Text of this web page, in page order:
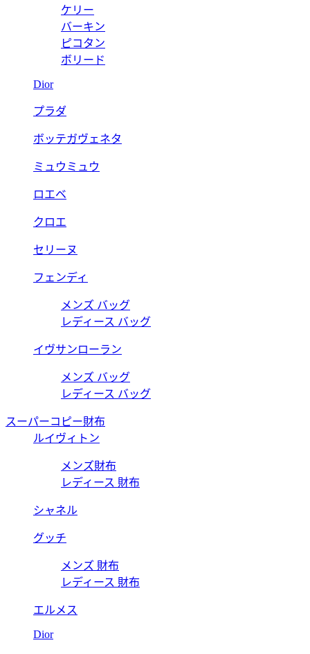
ケリー
バーキン
ピコタン
ボリード
Dior
プラダ
ボッテガヴェネタ
ミュウミュウ
ロエベ
クロエ
セリーヌ
フェンディ
メンズ バッグ
レディース バッグ
イヴサンローラン
メンズ バッグ
レディース バッグ
スーパーコピー財布
ルイヴィトン
メンズ財布
レディース 財布
シャネル
グッチ
メンズ 財布
レディース 財布
エルメス
Dior